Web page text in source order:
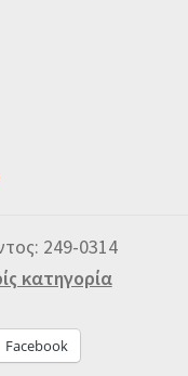
249-0314
κατηγορία
Facebook